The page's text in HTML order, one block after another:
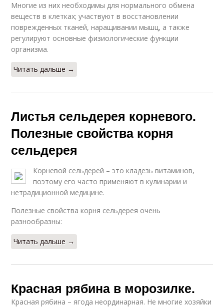
Многие из них необходимы для нормального обмена
веществ в клетках; участвуют в восстановлении
поврежденных тканей, наращивании мышц, а также
регулируют основные физиологические функции
организма.
Читать дальше →
Листья сельдерея корневого.
Полезные свойства корня
сельдерея
Корневой сельдерей – это кладезь витаминов,
поэтому его часто применяют в кулинарии и
нетрадиционной медицине.
Полезные свойства корня сельдерея очень
разнообразны:
Читать дальше →
Красная рябина в морозилке.
Красная рябина – ягода неординарная. Не многие хозяйки